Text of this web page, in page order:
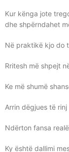
Kur kënga jote
dhe shpërndahet
Në praktikë kjo do
Rritesh më shpejt
Ke më shumë
Arrin dëgjues të
Ndërton fansa
Ky është dallimi